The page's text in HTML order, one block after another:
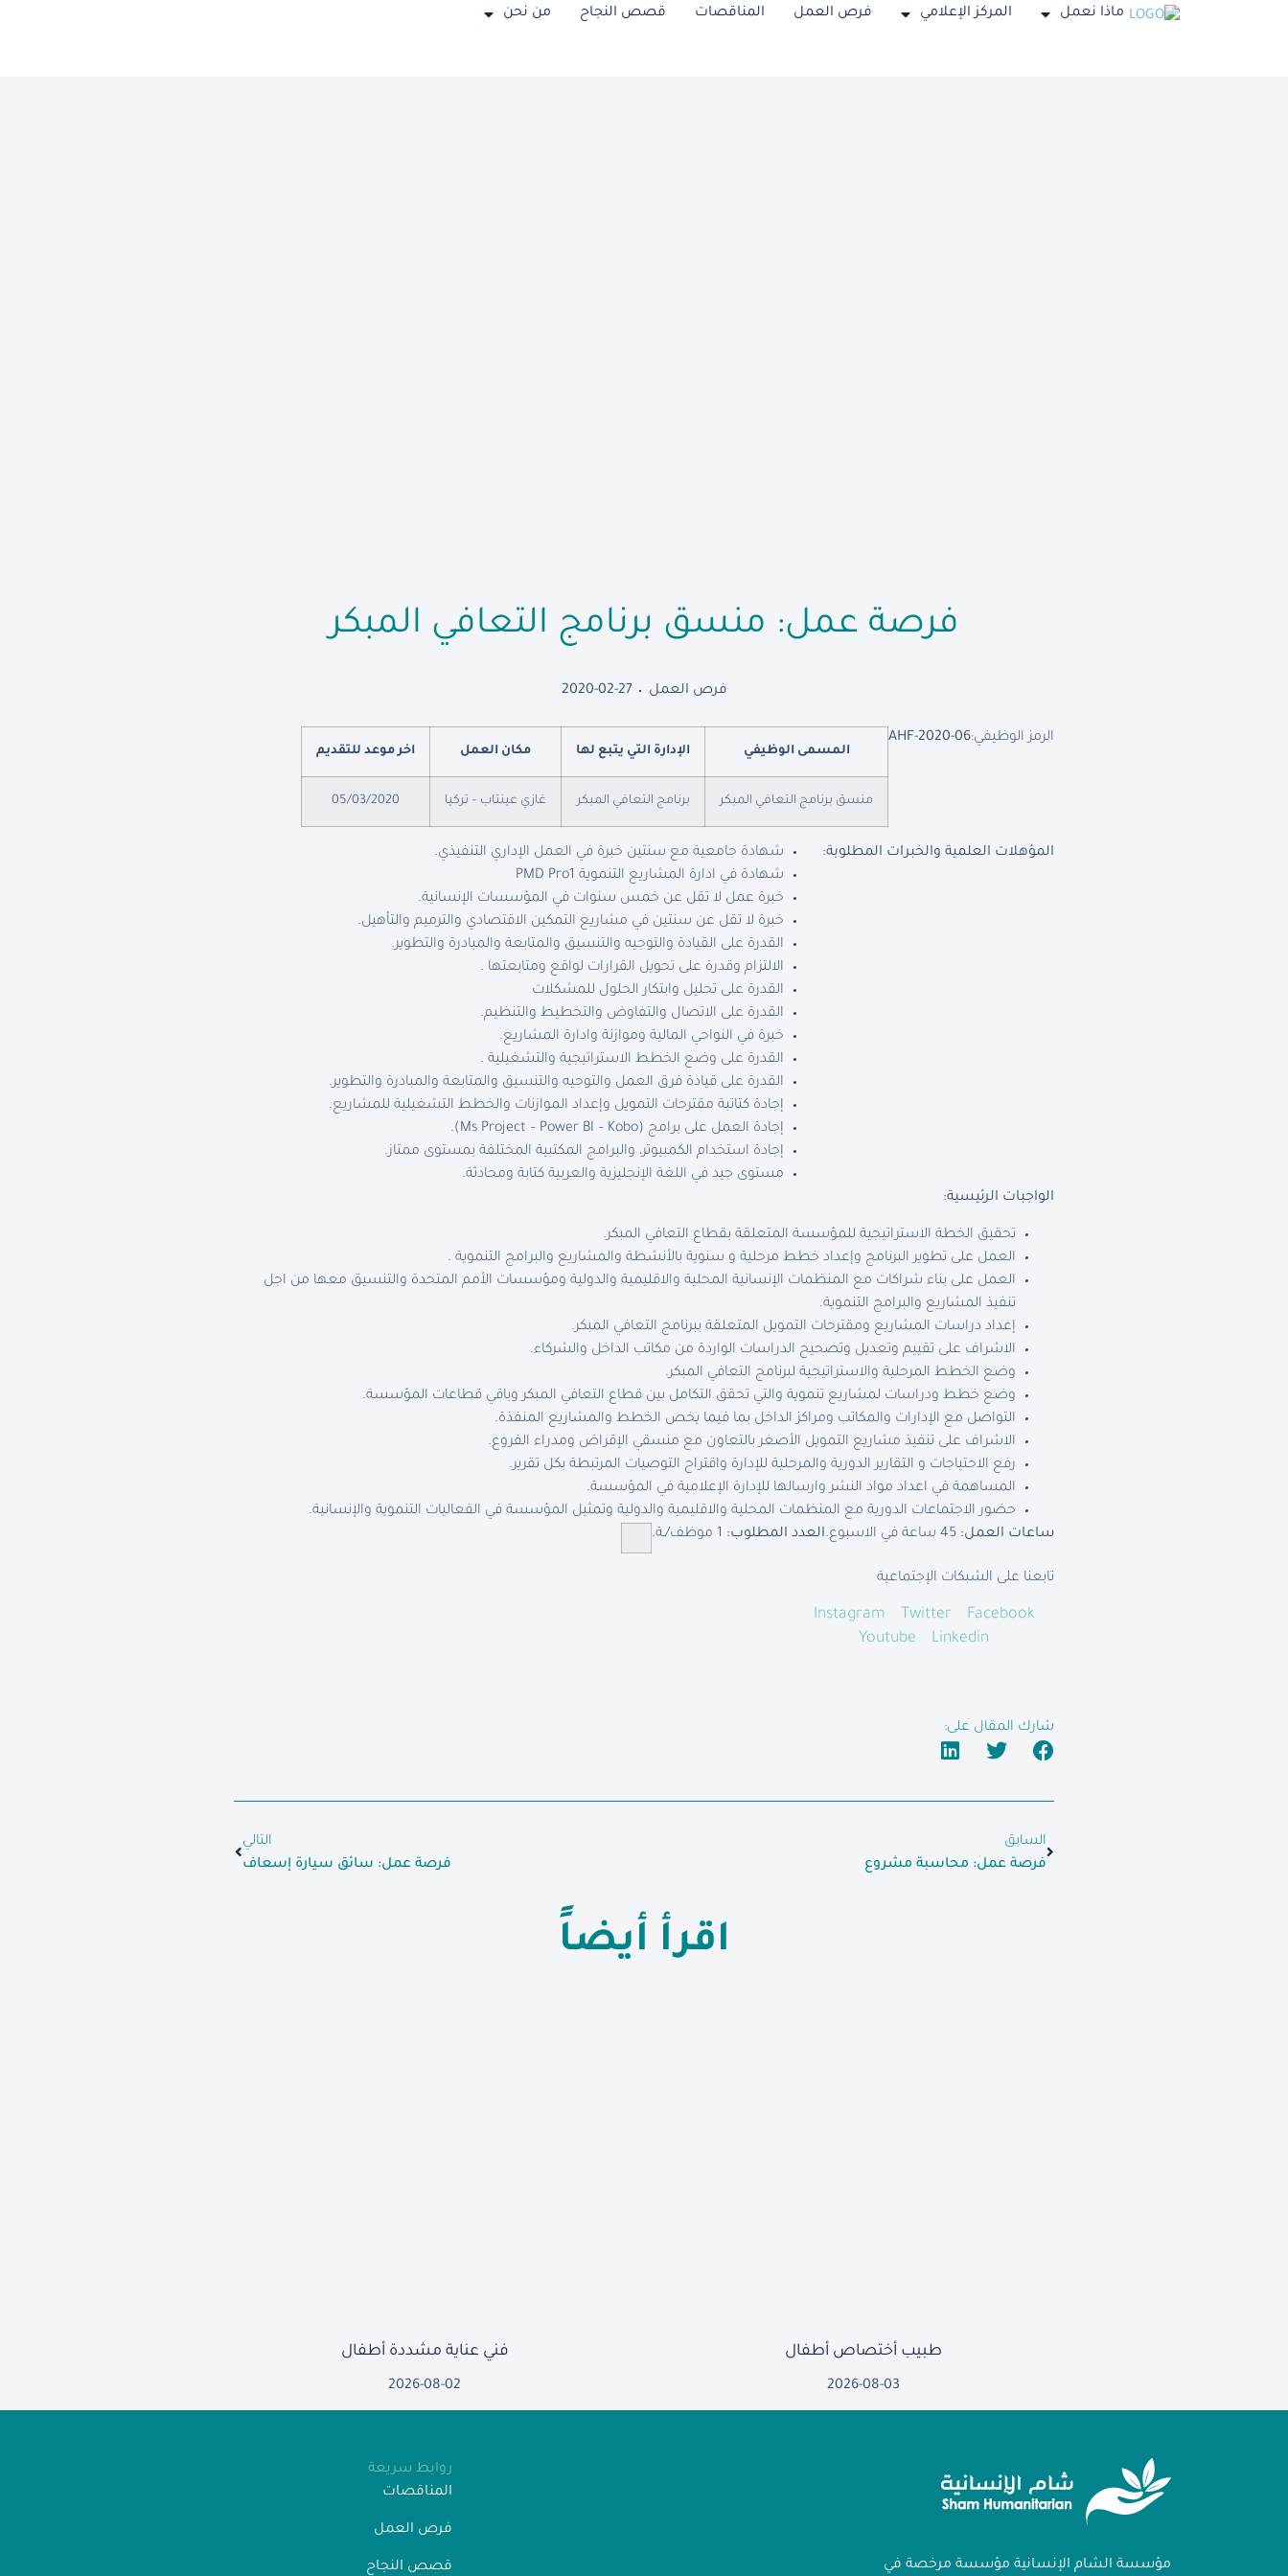
ماذا نعمل المركز الإعلامي فرص العمل المناقصات قصص النجاح من نحن
فرصة عمل: منسق برنامج التعافي المبكر
فرص العمل 2020-02-27
الرمز الوظيفي:AHF-2020-06
المسمى الوظيفي الإدارة التي يتبع لها مكان العمل اخر موعد للتقديم
منسق برنامج التعافي المبكر برنامج التعافي المبكر غازي عينتاب – تركيا 05/03/2020
المؤهلات العلمية والخبرات المطلوبة:
شهادة جامعية مع سنتين خبرة في العمل الإداري التنفيذي.
شهادة في ادارة المشاريع التنموية PMD Pro1
خبرة عمل لا تقل عن خمس سنوات في المؤسسات الإنسانية.
خبرة لا تقل عن سنتين في مشاريع التمكين الاقتصادي والترميم والتأهيل.
القدرة على القيادة والتوجيه والتنسيق والمتابعة والمبادرة والتطوير.
الالتزام وقدرة على تحويل القرارات لواقع ومتابعتها .
القدرة على تحليل وابتكار الحلول للمشكلات
القدرة على الاتصال والتفاوض والتخطيط والتنظيم.
خبرة في النواحي المالية وموازنة وادارة المشاريع.
القدرة على وضع الخطط الاستراتيجية والتشغيلية .
القدرة على قيادة فرق العمل والتوجيه والتنسيق والمتابعة والمبادرة والتطوير.
إجادة كتاتبة مقترحات التمويل وإعداد الموازنات والخطط التشغيلية للمشاريع.
إجادة العمل على برامج (Ms Project – Power BI – Kobo).
إجادة استخدام الكمبيوتر، والبرامج المكتبية المختلفة بمستوى ممتاز.
مستوى جيد في اللغة الإنجليزية والعربية كتابة ومحادثة.
الواجبات الرئيسية:
تحقيق الخطة الاستراتيجية للمؤسسة المتعلقة بقطاع التعافي المبكر.
العمل على تطوير البرنامج وإعداد خطط مرحلية و سنوية بالأنشطة والمشاريع والبرامج التنموية .
العمل على بناء شراكات مع المنظمات الإنسانية المحلية والاقليمية والدولية ومؤسسات الأمم المتحدة والتنسيق معها من اجل
تنفيذ المشاريع والبرامج التنموية.
إعداد دراسات المشاريع ومقترحات التمويل المتعلقة ببرنامج التعافي المبكر.
الاشراف على تقييم وتعديل وتصحيح الدراسات الواردة من مكاتب الداخل والشركاء.
وضع الخطط المرحلية والاستراتيجية لبرنامج التعافي المبكر.
وضع خطط ودراسات لمشاريع تنموية والتي تحقق التكامل بين قطاع التعافي المبكر وباقي قطاعات المؤسسة.
التواصل مع الإدارات والمكاتب ومراكز الداخل بما فيما يخص الخطط والمشاريع المنفذة.
الاشراف على تنفيذ مشاريع التمويل الأصغر بالتعاون مع منسقي الإقراض ومدراء الفروع.
رفع الاحتياجات و التقارير الدورية والمرحلية للإدارة واقتراح التوصيات المرتبطة بكل تقرير.
المساهمة في اعداد مواد النشر وارسالها للإدارة الإعلامية في المؤسسة.
حضور الاجتماعات الدورية مع المنظمات المحلية والاقليمية والدولية وتمثيل المؤسسة في الفعاليات التنموية والإنسانية.
ساعات العمل:
العدد المطلوب:
تابعنا على الشبكات الإجتماعية
Facebook
Twitter
Instagram
Linkedin
Youtube
شارك المقال على:
السابق
فرصة عمل: محاسبة مشروع
التالي
فرصة عمل: سائق سيارة إسعاف
اقرأ أيضاً
طبيب أختصاص أطفال
2026-08-03
فني عناية مشددة أطفال
2026-08-02
مؤسسة الشام الإنسانية مؤسسة مرخصة في
روابط سريعة
المناقصات
فرص العمل
قصص النجاح